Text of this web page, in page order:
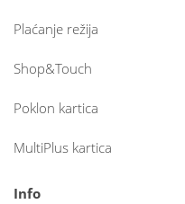
Plaćanje režija
Shop&Touch
Poklon kartica
MultiPlus kartica
Info